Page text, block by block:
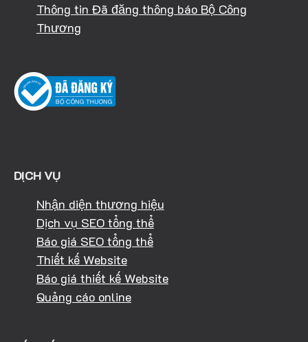
Thông tin Đã đăng thông báo Bộ Công
Thương
DỊCH VỤ
Nhận diện thương hiệu
Dịch vụ SEO tổng thể
Báo giá SEO tổng thể
Thiết kế Website
Báo giá thiết kế Website
Quảng cáo online